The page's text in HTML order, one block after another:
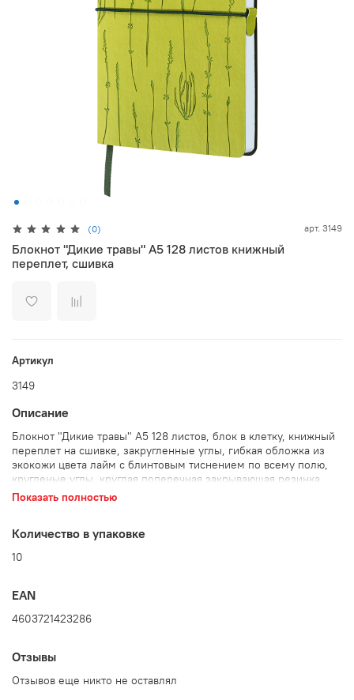
(0) арт. 3149
Блокнот "Дикие травы" А5 128 листов книжный
переплет, сшивка
Артикул
3149
Описание
Блокнот "Дикие травы" А5 128 листов, блок в клетку, книжный
переплет на сшивке, закругленные углы, гибкая обложка из
экокожи цвета лайм с блинтовым тиснением по всему полю,
кругленые углы, круглая поперечная закрывающая резинка
зеленого цвета с захватом из экокожи цвета лайм, зеленое
Показать полностью
Количество в упаковке
10
EAN
4603721423286
Отзывы
Отзывов еще никто не оставлял